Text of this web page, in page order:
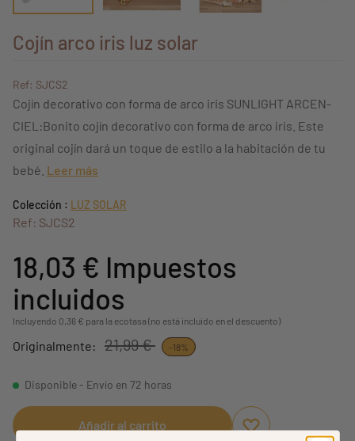
Cojín arco iris luz solar
Ref: SJCS2
Cojín decorativo con forma de arco iris SUNLIGHT ARCEN-
CIEL:Bonito cojín decorativo con forma de arco iris. Este
original cojín dará un toque de estilo a la habitación de tu
bebé. Leer más
Colección : LUZ SOLAR
Ref: SJCS2
18,03 € Impuestos
incluidos
Incluyendo 0,36 € para la ecotasa (no está incluido en el descuento)
Originalmente: 21,99 € -18%
Disponible - Envío en 72 horas
Añadir al carrito
Aggiungi ai
borrar favoritos